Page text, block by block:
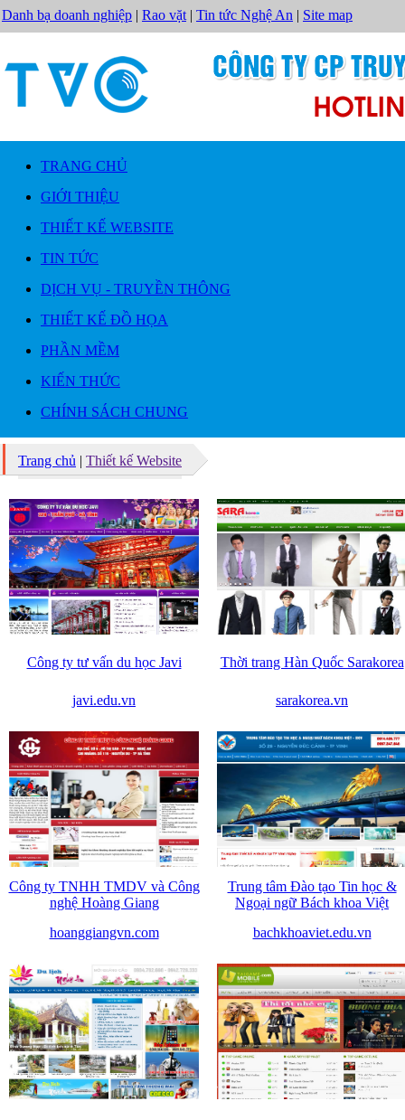
Danh bạ doanh nghiệp | Rao vặt | Tin tức Nghệ An | Site map
TRANG CHỦ
GIỚI THIỆU
THIẾT KẾ WEBSITE
TIN TỨC
DỊCH VỤ - TRUYỀN THÔNG
THIẾT KẾ ĐỒ HỌA
PHẦN MỀM
KIẾN THỨC
CHÍNH SÁCH CHUNG
Trang chủ | Thiết kế Website
Công ty tư vấn du học Javi
javi.edu.vn
Thời trang Hàn Quốc Sarakorea
sarakorea.vn
Công ty TNHH TMDV và Công
nghệ Hoàng Giang
hoanggiangvn.com
Trung tâm Đào tạo Tin học &
Ngoại ngữ Bách khoa Việt
bachkhoaviet.edu.vn